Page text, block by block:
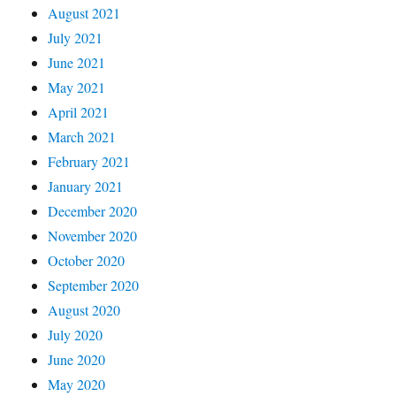
August 2021
July 2021
June 2021
May 2021
April 2021
March 2021
February 2021
January 2021
December 2020
November 2020
October 2020
September 2020
August 2020
July 2020
June 2020
May 2020